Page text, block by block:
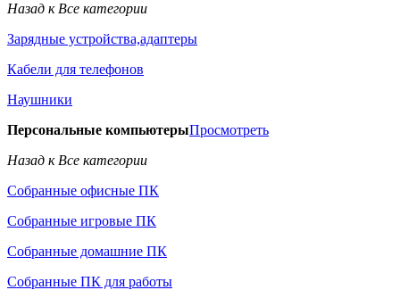
Назад к Все категории
Зарядные устройства,адаптеры
Кабели для телефонов
Наушники
Персональные компьютерыПросмотреть
Назад к Все категории
Собранные офисные ПК
Собранные игровые ПК
Собранные домашние ПК
Собранные ПК для работы